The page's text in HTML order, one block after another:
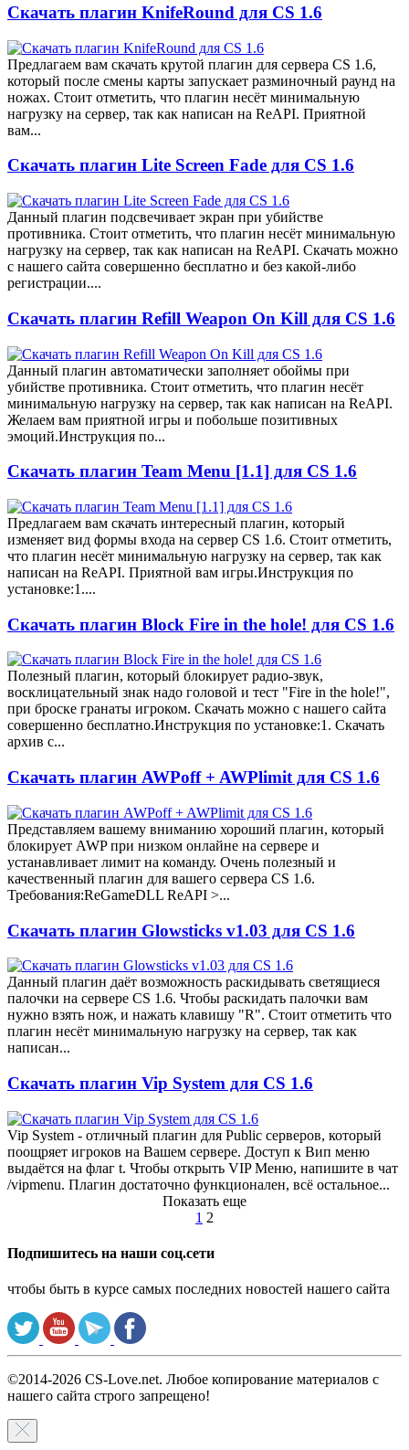
Скачать плагин KnifeRound для CS 1.6
Предлагаем вам скачать крутой плагин для сервера CS 1.6,
который после смены карты запускает разминочный раунд на
ножах. Стоит отметить, что плагин несёт минимальную
нагрузку на сервер, так как написан на ReAPI. Приятной
вам...
Скачать плагин Lite Screen Fade для CS 1.6
Данный плагин подсвечивает экран при убийстве
противника. Стоит отметить, что плагин несёт минимальную
нагрузку на сервер, так как написан на ReAPI. Скачать можно
с нашего сайта совершенно бесплатно и без какой-либо
регистрации....
Скачать плагин Refill Weapon On Kill для CS 1.6
Данный плагин автоматически заполняет обоймы при
убийстве противника. Стоит отметить, что плагин несёт
минимальную нагрузку на сервер, так как написан на ReAPI.
Желаем вам приятной игры и побольше позитивных
эмоций.Инструкция по...
Скачать плагин Team Menu [1.1] для CS 1.6
Предлагаем вам скачать интересный плагин, который
изменяет вид формы входа на сервер CS 1.6. Стоит отметить,
что плагин несёт минимальную нагрузку на сервер, так как
написан на ReAPI. Приятной вам игры.Инструкция по
установке:1....
Скачать плагин Block Fire in the hole! для CS 1.6
Полезный плагин, который блокирует радио-звук,
восклицательный знак надо головой и тест "Fire in the hole!",
при броске гранаты игроком. Скачать можно с нашего сайта
совершенно бесплатно.Инструкция по установке:1. Скачать
архив с...
Скачать плагин AWPoff + AWPlimit для CS 1.6
Представляем вашему вниманию хороший плагин, который
блокирует AWP при низком онлайне на сервере и
устанавливает лимит на команду. Очень полезный и
качественный плагин для вашего сервера CS 1.6.
Требования:ReGameDLL ReAPI >...
Скачать плагин Glowsticks v1.03 для CS 1.6
Данный плагин даёт возможность раскидывать светящиеся
палочки на сервере CS 1.6. Чтобы раскидать палочки вам
нужно взять нож, и нажать клавишу "R". Стоит отметить что
плагин несёт минимальную нагрузку на сервер, так как
написан...
Скачать плагин Vip System для CS 1.6
Vip System - отличный плагин для Public серверов, который
поощряет игроков на Вашем сервере. Доступ к Вип меню
выдаётся на флаг t. Чтобы открыть VIP Меню, напишите в чат
/vipmenu. Плагин достаточно функционален, всё остальное...
Показать еще
1 2
Подпишитесь на наши соц.сети
чтобы быть в курсе самых последних новостей нашего сайта
©2014-2026 CS-Love.net. Любое копирование материалов с
нашего сайта строго запрещено!